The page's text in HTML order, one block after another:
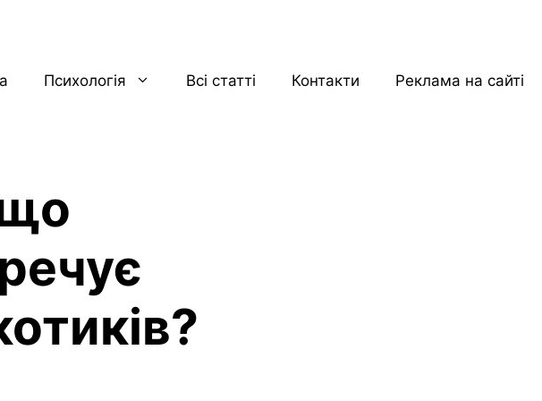
Психологія Всі статті Контакти Реклама на сайті